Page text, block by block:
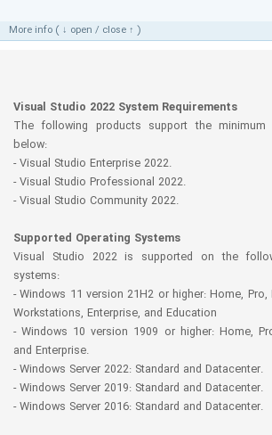
More info ( ↓ open / close ↑ )
Visual Studio 2022 System Requirements
The following products support the minimum
below:
- Visual Studio Enterprise 2022.
- Visual Studio Professional 2022.
- Visual Studio Community 2022.
Supported Operating Systems
Visual Studio 2022 is supported on the
systems:
- Windows 11 version 21H2 or higher: Home,
Workstations, Enterprise, and Education
- Windows 10 version 1909 or higher: Home,
and Enterprise.
- Windows Server 2022: Standard and Datacenter.
- Windows Server 2019: Standard and Datacenter.
- Windows Server 2016: Standard and Datacenter.